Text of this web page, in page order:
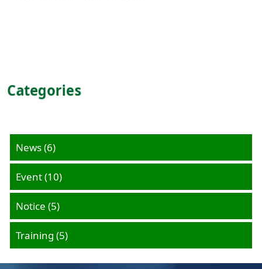
Categories
News(6)
Event(10)
Notice (5)
Training (5)